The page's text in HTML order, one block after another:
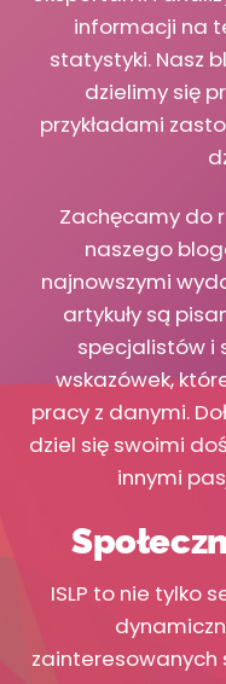
informacji na
statystyki. Nasz
dzielimy się
przykładami
Zachęcamy do
naszego
najnowszymi
artykuły są
specjalistów i
wskazówek,
pracy z danymi.
dziel się swoimi
innymi
ISLP to nie tylko